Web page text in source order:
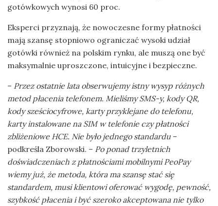
gotówkowych wynosi 60 proc.
Eksperci przyznają, że nowoczesne formy płatności
mają szansę stopniowo ograniczać wysoki udział
gotówki również na polskim rynku, ale muszą one być
maksymalnie uproszczone, intuicyjne i bezpieczne.
– Przez ostatnie lata obserwujemy istny wysyp różnych
metod płacenia telefonem. Mieliśmy SMS-y, kody QR,
kody sześciocyfrowe, karty przyklejane do telefonu,
karty instalowane na SIM w telefonie czy płatności
zbliżeniowe HCE. Nie było jednego standardu –
podkreśla Zborowski. – Po ponad trzyletnich
doświadczeniach z płatnościami mobilnymi PeoPay
wiemy już, że metoda, która ma szansę stać się
standardem, musi klientowi oferować wygodę, pewność,
szybkość płacenia i być szeroko akceptowana nie tylko